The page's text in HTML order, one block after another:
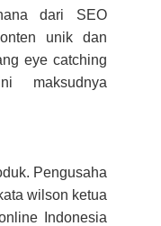
dari SEO
unik dan
eye catching
maksudnya
Pengusaha
wilson ketua
Indonesia